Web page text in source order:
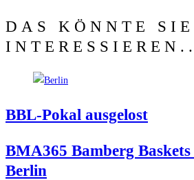
DAS KÖNNTE
BBL-Pokal aus­ge­lost
BMA365 Bam­berg
Berlin